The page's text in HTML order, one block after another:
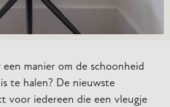
manier om de schoonheid
te halen? De nieuwste
voor iedereen die een vleugje